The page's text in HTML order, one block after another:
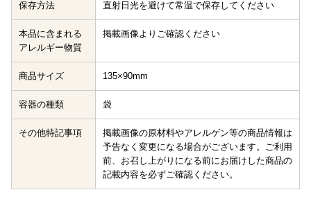
保存方法 直射日光を避けて常温で保存してください
本品に含まれる
アレルギー物質
掲載画像よりご確認ください
商品サイズ 135×90mm
容器の種類 袋
その他特記事項
掲載画像の原材料やアレルゲン等の商品情報は
予告なく変更になる場合がございます。ご利用
前、お召し上がりになる前にお届けした商品の
記載内容を必ずご確認ください。